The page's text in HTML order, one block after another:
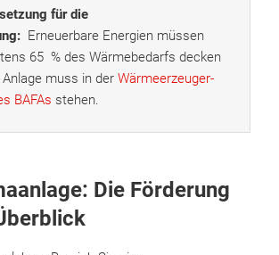
für die
Erneuerbare Energien müssen
65 % des Wärmebedarfs decken
Anlage muss in der Wärmeerzeuger-
BAFAs stehen.
Die Förderung